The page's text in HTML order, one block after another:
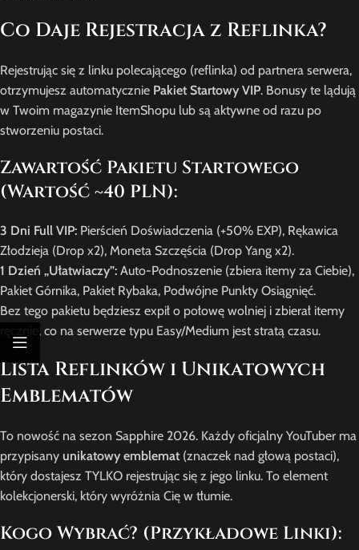
Co Daje Rejestracja z Reflinka?
Rejestrując się z linku polecającego (reflinka) od partnera serwera,
otrzymujesz automatycznie Pakiet Startowy VIP. Bonusy te lądują
w Twoim magazynie ItemShopu lub są aktywne od razu po
stworzeniu postaci.
Zawartość Pakietu Startowego
(Wartość ~40 PLN):
3 Dni Full VIP: Pierścień Doświadczenia (+50% EXP), Rękawica
Złodzieja (Drop x2), Moneta Szczęścia (Drop Yang x2).
1 Dzień „Ułatwiaczy”: Auto-Podnoszenie (zbiera itemy za Ciebie),
Pakiet Górnika, Pakiet Rybaka, Podwójne Punkty Osiągnięć.
Bez tego pakietu będziesz expił o połowę wolniej i zbierał itemy
ręcznie, co na serwerze typu Easy/Medium jest stratą czasu.
Lista Reflinków i Unikatowych
Emblematów
To nowość na sezon Sapphire 2026. Każdy oficjalny YouTuber ma
przypisany unikatowy emblemat(znaczek nad głową postaci),
który dostajesz TYLKO rejestrując się z jego linku. To element
kolekcjonerski, który wyróżnia Cię w tłumie.
Kogo Wybrać? (Przykładowe Linki):